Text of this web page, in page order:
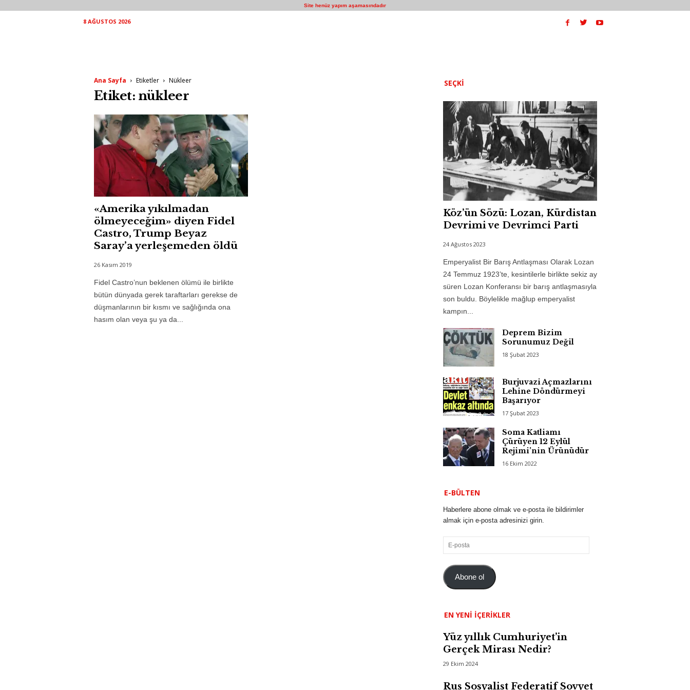
Site henüz yapım aşamasındadır
8 AĞUSTOS 2026
Ana Sayfa Etiketler Nükleer
Etiket: nükleer
«Amerika yıkılmadan
ölmeyeceğim» diyen Fidel
Castro, Trump Beyaz
Saray’a yerleşemeden öldü
26 Kasım 2019
Fidel Castro’nun beklenen ölümü ile birlikte
bütün dünyada gerek taraftarları gerekse de
düşmanlarının bir kısmı ve sağlığında ona
hasım olan veya şu ya da...
SEÇKI
Köz’ün Sözü: Lozan, Kürdistan
Devrimi ve Devrimci Parti
24 Ağustos 2023
Emperyalist Bir Barış Antlaşması Olarak Lozan
24 Temmuz 1923’te, kesintilerle birlikte sekiz ay
süren Lozan Konferansı bir barış antlaşmasıyla
son buldu. Böylelikle mağlup emperyalist
kampın...
Deprem Bizim
Sorunumuz Değil
18 Şubat 2023
Burjuvazi Açmazlarını
Lehine Döndürmeyi
Başarıyor
17 Şubat 2023
Soma Katliamı
Çürüyen 12 Eylül
Rejimi’nin Ürünüdür
16 Ekim 2022
E-BÜLTEN
Haberlere abone olmak ve e-posta ile bildirimler
almak için e-posta adresinizi girin.
E-
posta
Abone ol
EN YENI İÇERIKLER
Yüz yıllık Cumhuriyet’in
Gerçek Mirası Nedir?
29 Ekim 2024
Rus Sosyalist Federatif Sovyet